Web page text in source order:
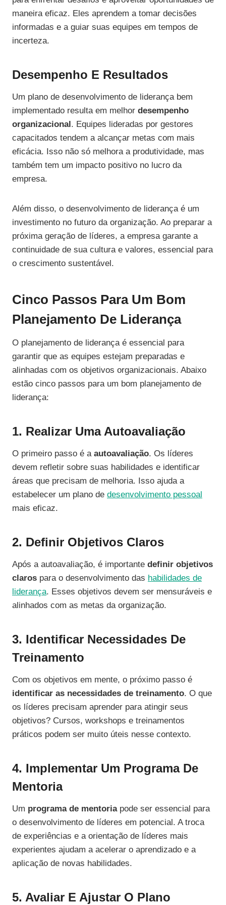
maneira eficaz. Eles aprendem a tomar decisões
informadas e a guiar suas equipes em tempos de
incerteza.
Desempenho E Resultados
Um plano de desenvolvimento de liderança bem
implementado resulta em melhor desempenho
organizacional . Equipes lideradas por gestores
capacitados tendem a alcançar metas com mais
eficácia. Isso não só melhora a produtividade, mas
também tem um impacto positivo no lucro da
empresa.
Além disso, o desenvolvimento de liderança é um
investimento no futuro da organização. Ao preparar a
próxima geração de líderes, a empresa garante a
continuidade de sua cultura e valores, essencial para
o crescimento sustentável.
Cinco Passos Para Um Bom
Planejamento De Liderança
O planejamento de liderança é essencial para
garantir que as equipes estejam preparadas e
alinhadas com os objetivos organizacionais. Abaixo
estão cinco passos para um bom planejamento de
liderança:
1. Realizar Uma Autoavaliação
O primeiro passo é a autoavaliação. Os líderes
devem refletir sobre suas habilidades e identificar
áreas que precisam de melhoria. Isso ajuda a
estabelecer um plano de desenvolvimento pessoal
mais eficaz.
2. Definir Objetivos Claros
Após a autoavaliação, é importante definir objetivos
claros para o desenvolvimento das habilidades de
liderança. Esses objetivos devem ser mensuráveis e
alinhados com as metas da organização.
3. Identificar Necessidades De
Treinamento
Com os objetivos em mente, o próximo passo é
identificar as necessidades de treinamento. O que
os líderes precisam aprender para atingir seus
objetivos? Cursos, workshops e treinamentos
práticos podem ser muito úteis nesse contexto.
4. Implementar Um Programa De
Mentoria
Um programa de mentoriapode ser essencial para
o desenvolvimento de líderes em potencial. A troca
de experiências e a orientação de líderes mais
experientes ajudam a acelerar o aprendizado e a
aplicação de novas habilidades.
5. Avaliar E Ajustar O Plano